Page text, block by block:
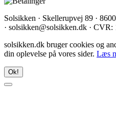
Solsikken · Skellerupvej 89 ·
· solsikken@solsikken.dk · CVR:
solsikken.dk bruger cookies og
din oplevelse på vores sider. Læs
Ok!